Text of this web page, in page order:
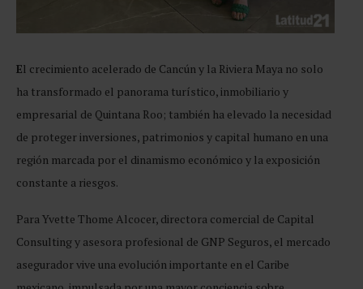
El crecimiento acelerado de Cancún y la Riviera Maya no solo
ha transformado el panorama turístico, inmobiliario y
empresarial de Quintana Roo; también ha elevado la necesidad
de proteger inversiones, patrimonios y capital humano en una
región marcada por el dinamismo económico y la exposición
constante a riesgos.
Para Yvette Thome Alcocer, directora comercial de Capital
Consulting y asesora profesional de GNP Seguros, el mercado
asegurador vive una evolución importante en el Caribe